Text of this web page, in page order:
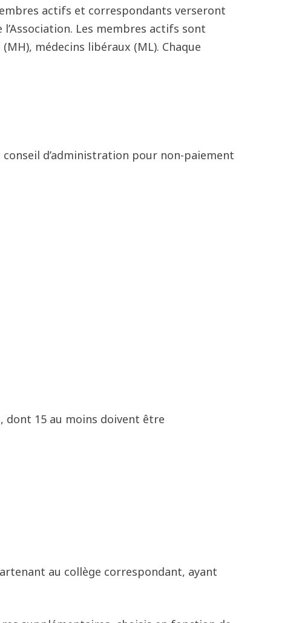
actifs et correspondants verseront
Les membres actifs sont
médecins libéraux (ML). Chaque
d’administration pour non-paiement
dont 15 au moins doivent être
au collège correspondant, ayant